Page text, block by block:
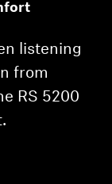
listening
from
RS 5200